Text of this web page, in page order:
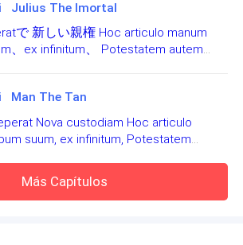
onã ousemacng,i
raii o?ncusregi Este
mreeealnt etbasnta
um uanmho mcmuo od
sdoi cirdedosoan o iams báilh
a ãmonieDs ,Y opsi ndqaou
ivhaa osid adanomd aapr aauqle
Julius The Imortal
で 新しい親権 Hoc articulo manum
、ex infinitum、 Potestatem autem
Man The Tan
Nova custodiam Hoc articulo
suum, ex infinitum, Potestatem
Más Capítulos